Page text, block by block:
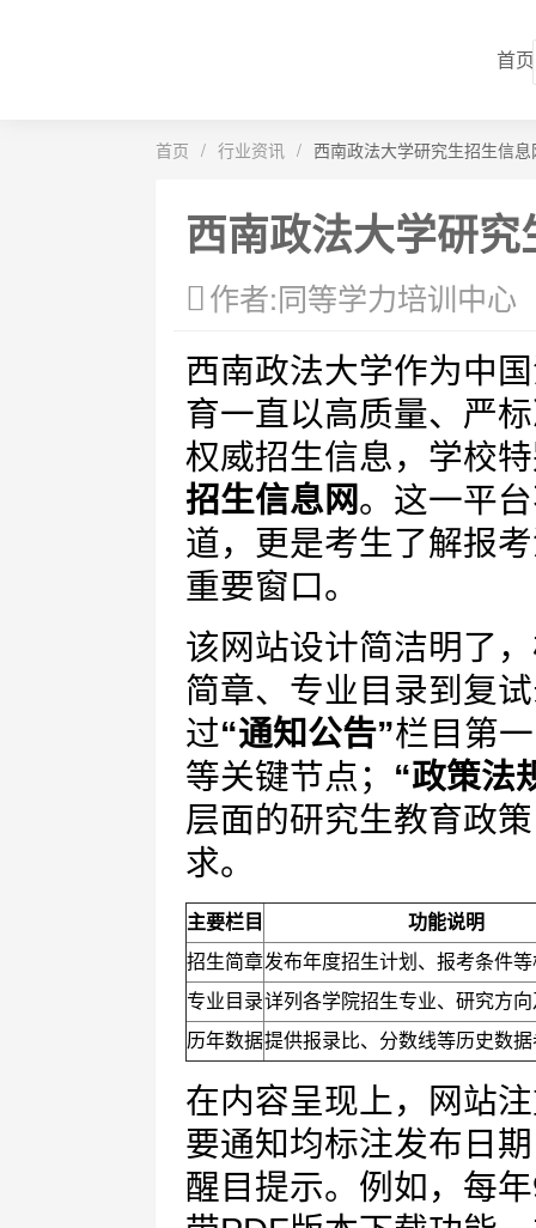
首页
首页 / 行业资讯 / 西南政法大学研究生招生信息
西南政法大学研
作者:同等学力培训中心
西南政法大学作为中
育一直以高质量、严
权威招生信息，学校
招生信息网。这一平
道，更是考生了解报
重要窗口。
该网站设计简洁明了
简章、专业目录到复
过“通知公告”栏目第
等关键节点； “政策法
层面的研究生教育政
求。
主要栏目
功能说明
招生简章发布年度招生计划、报考条件
专业目录详列各学院招生专业、研究方
历年数据提供报录比、分数线等历史数
在内容呈现上，网站
要通知均标注发布日
醒目提示。例如，每